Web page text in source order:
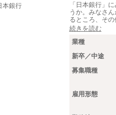
「日本銀行」
うか。みなさ
るところ、そ
続きを読む
業種
新卒／中途
募集職種
雇用形態